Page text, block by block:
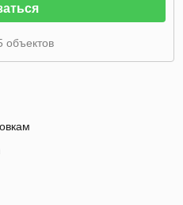
объектов